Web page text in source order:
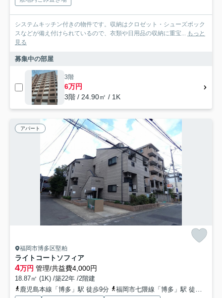
システムキッチン付きの物件です。収納はクロゼット・シューズボック
スなどが備え付けられているので、衣類や日用品の収納に重宝... もっと
見る
募集中の部屋
3階
6万円
3階 / 24.90㎡ / 1K
アパート
福岡市博多区堅粕
ライトコートソフィア
4万円 管理/共益費4,000円
18.87㎡ (1K) /築22年 /2階建
鹿児島本線「博多」駅 徒歩9分
福岡市七隈線「博多」駅 徒歩13分